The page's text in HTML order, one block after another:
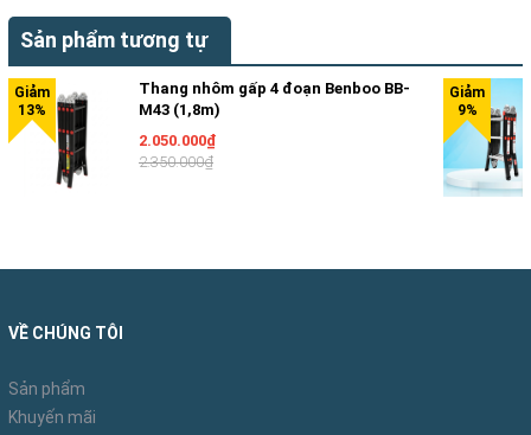
Sản phẩm tương tự
Thang nhôm gấp 4 đoạn Benboo BB-
M43 (1,8m)
2.050.000₫
2.350.000₫
VỀ CHÚNG TÔI
Sản phẩm
Khuyến mãi